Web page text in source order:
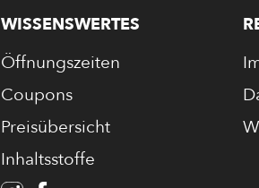
WISSENSWERTES
Öffnungszeiten
Coupons
Preisübersicht
Inhaltsstoffe